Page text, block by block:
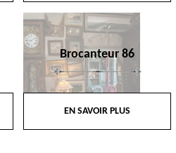
Brocanteur 86
EN SAVOIR PLUS